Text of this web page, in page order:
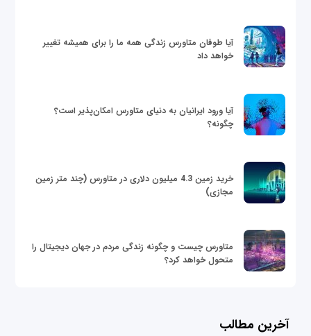
آیا طوفان متاورس زندگی همه ما را برای همیشه تغییر
خواهد داد
آیا ورود ایرانیان به دنیای متاورس امکان‌پذیر است؟
چگونه؟
خرید زمین 4.3 میلیون دلاری در متاورس (چند متر زمین
مجازی)
متاورس چیست و چگونه زندگی مردم در جهان دیجیتال را
متحول خواهد کرد؟
آخرین مطالب